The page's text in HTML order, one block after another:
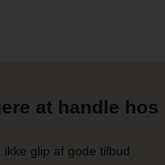
at handle hos
glip af gode tilbud